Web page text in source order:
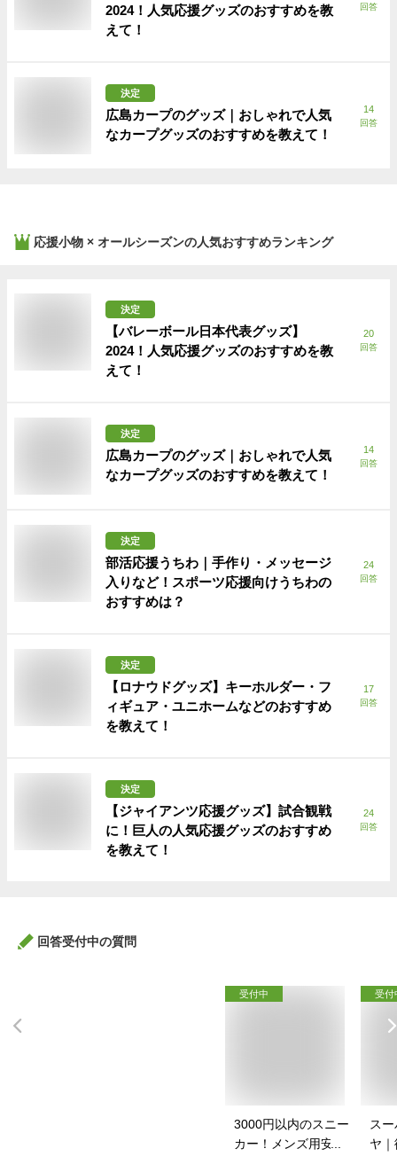
2024！人気応援グッズのおすすめを教
えて！
回答
決定
広島カープのグッズ｜おしゃれで人気
なカープグッズのおすすめを教えて！
14
回答
応援小物 × オールシーズンの人気おすすめランキング
決定
【バレーボール日本代表グッズ】
2024！人気応援グッズのおすすめを教
えて！
20
回答
決定
広島カープのグッズ｜おしゃれで人気
なカープグッズのおすすめを教えて！
14
回答
決定
部活応援うちわ｜手作り・メッセージ
入りなど！スポーツ応援向けうちわの
おすすめは？
24
回答
決定
【ロナウドグッズ】キーホルダー・フ
ィギュア・ユニホームなどのおすすめ
を教えて！
17
回答
決定
【ジャイアンツ応援グッズ】試合観戦
に！巨人の人気応援グッズのおすすめ
を教えて！
24
回答
回答受付中の質問
受付中
3000円以内のスニー
カー！メンズ用安い
受付
ス
ヤ